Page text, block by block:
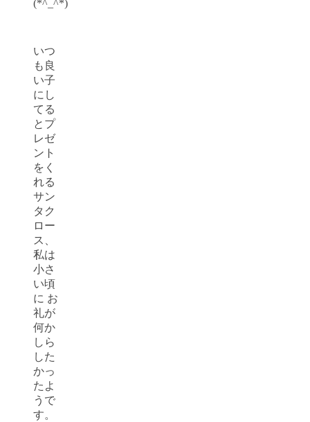
(*^_^*)
いつ
も良
い子
にし
てる
とプ
レゼ
ント
をく
れる
サン
タク
ロー
ス、
私は
小さ
い頃
に お
礼が
何か
しら
した
かっ
たよ
うで
す。